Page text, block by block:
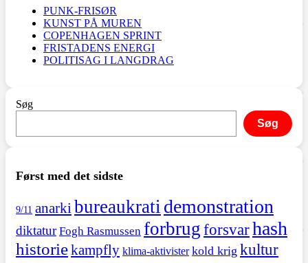
PUNK-FRISØR
KUNST PÅ MUREN
COPENHAGEN SPRINT
FRISTADENS ENERGI
POLITISAG I LANGDRAG
Søg
Søg
Først med det sidste
9/11 anarki bureaukrati demonstration
diktatur Fogh Rasmussen forbrugforsvarhash
historiekampfly klima-aktivister kold krig kultur